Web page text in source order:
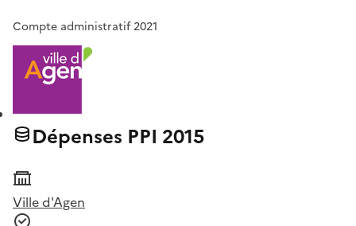
Compte administratif 2021
Dépenses PPI 2015
Ville d'Agen